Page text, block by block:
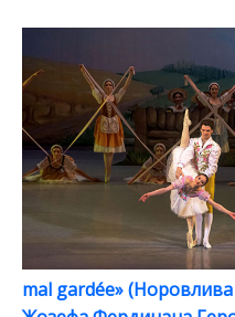
mal gardée»